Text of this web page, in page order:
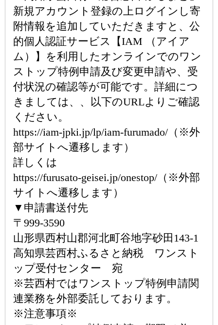
新規アカウント登録の上ログインし寄
附情報を追加していただきますと、公
的個人認証サービス【IAM （アイア
ム）】を利用したオンラインでのワン
ストップ特例申請及び変更申請や、受
付状況の確認等が可能です。詳細につ
きましては、、以下のURLよりご確認
ください。
https://iam-jpki.jp/lp/iam-furumado/（※外
部サイトへ遷移します）
詳しくは
https://furusato-geisei.jp/onestop/（※外部
サイトへ遷移します）
▼申請書送付先
〒999-3590
山形県西村山郡河北町谷地字砂田143-1
高知県芸西村ふるさと納税 ワンスト
ップ受付センター 宛
※芸西村ではワンストップ特例申請関
連業務を外部委託しております。
※注意事項※